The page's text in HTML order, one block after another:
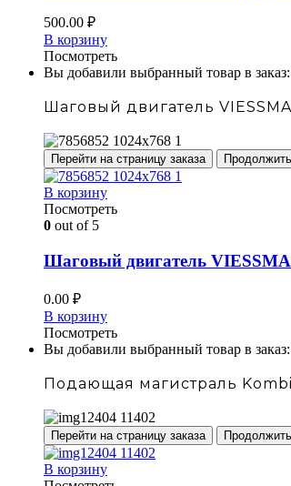
500.00 ₽
В корзину
Посмотреть
Вы добавили выбранный товар в заказ:
Шаговый двигатель
Перейти на страницу заказа
В корзину
Посмотреть
0 out of 5
Шаговый двигатель
0.00 ₽
В корзину
Посмотреть
Вы добавили выбранный товар в заказ:
Подающая магистраль Kombi
Перейти на страницу заказа
В корзину